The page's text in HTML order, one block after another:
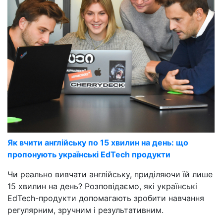
Як вчити англійську по 15 хвилин на день: що
пропонують українські EdTech продукти
Чи реально вивчати англійську, приділяючи їй лише
15 хвилин на день? Розповідаємо, які українські
EdTech-продукти допомагають зробити навчання
регулярним, зручним і результативним.